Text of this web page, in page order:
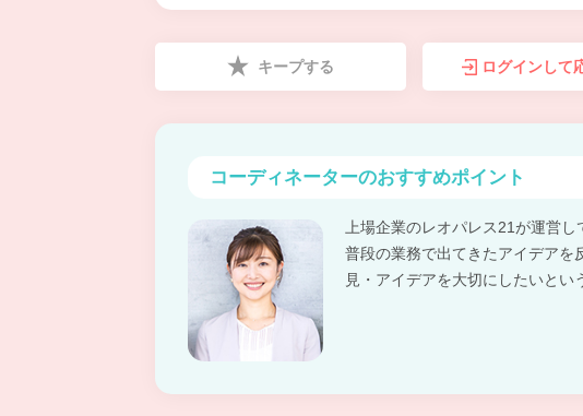
キープする ログインして
コーディネーターのおすすめポイント
上場企業のレオパレス21が運営
普段の業務で出てきたアイデアを
見・アイデアを大切にしたいとい